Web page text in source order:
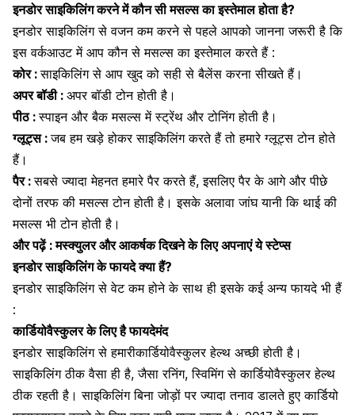
इनडोर साइकिलिंग करने में कौन सी मसल्स का इस्तेमाल होता है?
इनडोर साइकिलिंग से वजन कम करने से पहले आपको जानना जरूरी है कि
इस वर्कआउट में आप कौन से मसल्स का इस्तेमाल करते हैं :
कोर :साइकिलिंग से आप खुद को सही से बैलेंस करना सीखते हैं।
अपर बॉडी : अपर बॉडी टोन होती है।
पीठ :स्पाइन और बैक मसल्स में स्ट्रेंथ और टोनिंग होती है।
ग्लूट्स :जब हम खड़े होकर साइकिलिंग करते हैं तो हमारे ग्लूट्स टोन होते
हैं।
पैर :सबसे ज्यादा मेहनत हमारे पैर करते हैं, इसलिए पैर के आगे और पीछे
दोनों तरफ की मसल्स टोन होती है। इसके अलावा जांघ यानी कि थाई की
मसल्स भी टोन होती है।
और पढ़ें :मस्क्युलर और आकर्षक दिखने के लिए अपनाएं ये स्टेप्स
इनडोर साइकिलिंग के फायदे क्या हैं?
इनडोर साइकिलिंग से वेट कम होने के साथ ही इसके कई अन्य फायदे भी हैं
:
कार्डियोवैस्कुलर के लिए है फायदेमंद
इनडोर साइकिलिंग से हमारीकार्डियोवैस्कुलर हेल्थ अच्छी होती है।
साइकिलिंग ठीक वैसा ही है,जैसा रनिंग,स्विमिंग से कार्डियोवैस्कुलर हेल्थ
ठीक रहती है। साइकिलिंग बिना जोड़ों पर ज्यादा तनाव डालते हुए कार्डियो